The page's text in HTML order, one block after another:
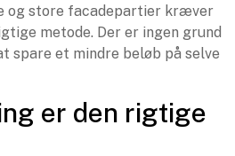
og store facadepartier kræver
metode. Der er ingen grund
spare et mindre beløb på selve
er den rigtige